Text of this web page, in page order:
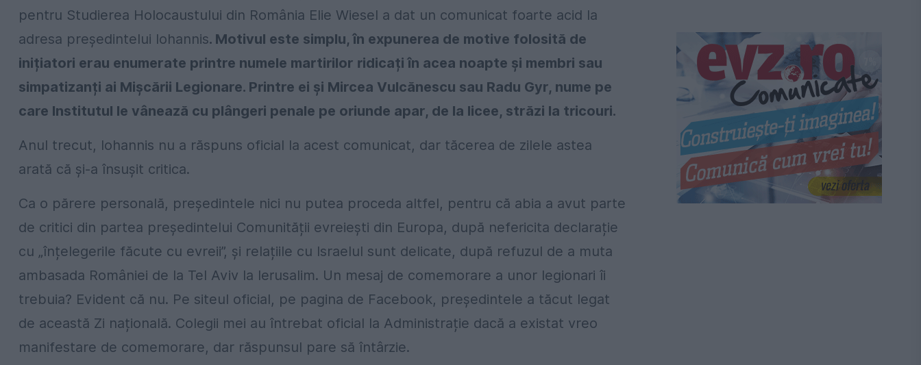
pentru Studierea Holocaustului din România Elie Wiesel a dat un comunicat foarte acid la
adresa președintelui Iohannis. Motivul este simplu, în expunerea de motive folosită de
inițiatori erau enumerate printre numele martirilor ridicați în acea noapte și membri sau
simpatizanți ai Mișcării Legionare. Printre ei și Mircea Vulcănescu sau Radu Gyr, nume pe
care Institutul le vânează cu plângeri penale pe oriunde apar, de la licee, străzi la tricouri.
Anul trecut, Iohannis nu a răspuns oficial la acest comunicat, dar tăcerea de zilele astea
arată că și-a însușit critica.
Ca o părere personală, președintele nici nu putea proceda altfel, pentru că abia a avut parte
de critici din partea președintelui Comunității evreiești din Europa, după nefericita declarație
cu „înțelegerile făcute cu evreii”, și relațiile cu Israelul sunt delicate, după refuzul de a muta
ambasada României de la Tel Aviv la Ierusalim. Un mesaj de comemorare a unor legionari îi
trebuia? Evident că nu. Pe siteul oficial, pe pagina de Facebook, președintele a tăcut legat
de această Zi națională. Colegii mei au întrebat oficial la Administrație dacă a existat vreo
manifestare de comemorare, dar răspunsul pare să întârzie.